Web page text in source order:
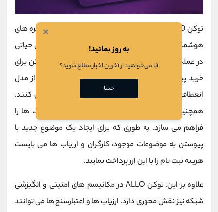
توکن ALLO، ارز دیجیتال بومی شبکه آلورا، که بر روی زنجیره‌ های
هوشمند
، اتریوم وبیسعرضه شده است، نقش حیاتی
در عملکرد این اکوسیستم ایفا می ‌کند. کاربران از این توکن برای
خرید پیش‌ بینی ‌ها و استنتاج‌ های شبکه با استفاده از مدل
انعطاف ‌پذیر «پرداخت به میزانی که مایلید» استفاده می کنند.
همچنین، توکن ALLO
لازم برای مشارکت در تاپیک ‌ها را
فراهم می ‌سازد، به طوری که برای ایجاد یک موضوع جدید یا
پیوستن به موضوعات موجود، کارگران و ارزیاب ‌ها می ‌بایست
هزینه ثبت ‌نام را با این ارز پرداخت نمایند.
علاوه بر این، توکن ALLO در مکانیسم ‌های امنیتی و انگیزشی
شبکه نیز نقش محوری دارد. ارزیاب‌ ها و اعتبارسنج ‌ها می ‌توانند
×
به روز بمانید!
آیا می‌خواهید از آخرین اخبار مطلع شوید؟
حتما